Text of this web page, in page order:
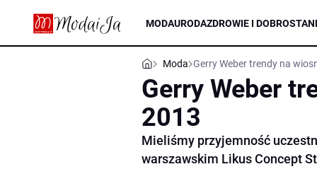
MODAURODAZDROWIE I DOBROSTAN
Moda Gerry Weber trendy na
Gerry Weber
2013
Mieliśmy przyjemność
warszawskim Likus Concept